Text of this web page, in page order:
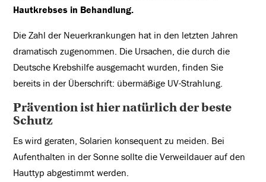
Hautkrebses in Behandlung.
Die Zahl der Neuerkrankungen hat in den letzten Jahren
dramatisch zugenommen. Die Ursachen, die durch die
Deutsche Krebshilfe ausgemacht wurden, finden Sie
bereits in der Überschrift: übermäßige UV-Strahlung.
Prävention ist hier natürlich der beste
Schutz
Es wird geraten, Solarien konsequent zu meiden. Bei
Aufenthalten in der Sonne sollte die Verweildauer auf den
Hauttyp abgestimmt werden.